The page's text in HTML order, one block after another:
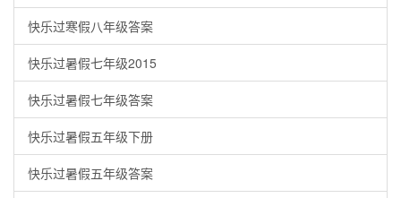
快乐过寒假八年级答案
快乐过暑假七年级2015
快乐过暑假七年级答案
快乐过暑假五年级下册
快乐过暑假五年级答案